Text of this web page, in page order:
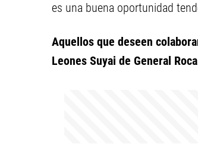
es una buena oportunidad
Aquellos que deseen
Leones Suyai de General